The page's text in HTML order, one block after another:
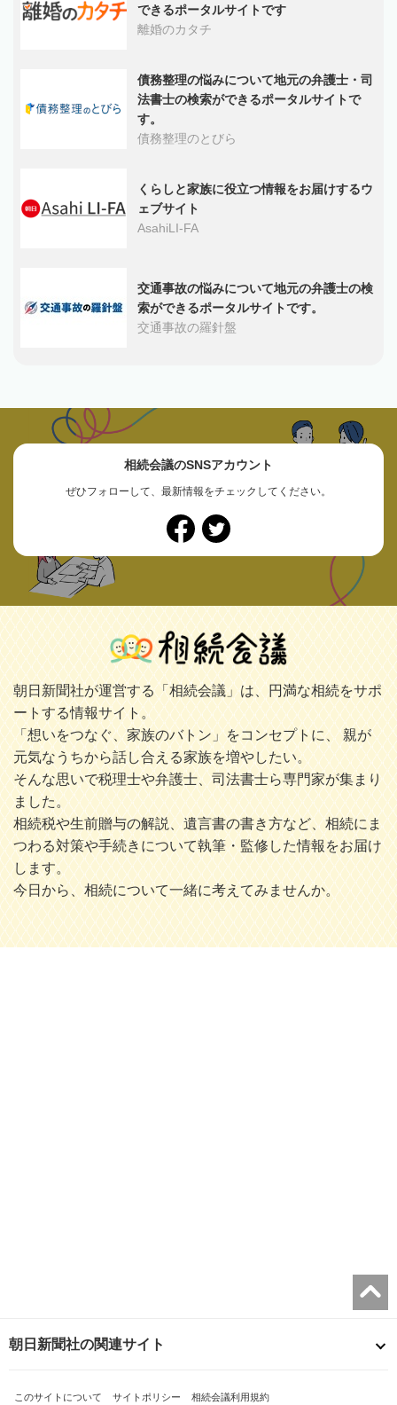
できるポータルサイトです
離婚のカタチ
債務整理の悩みについて地元の弁護士・司
法書士の検索ができるポータルサイトで
す。
債務整理のとびら
くらしと家族に役立つ情報をお届けするウ
ェブサイト
AsahiLI-FA
交通事故の悩みについて地元の弁護士の検
索ができるポータルサイトです。
交通事故の羅針盤
相続会議のSNSアカウント
ぜひフォローして、最新情報をチェックしてください。
朝日新聞社が運営する「相続会議」は、円満な相続をサポ
ートする情報サイト。
「想いをつなぐ、家族のバトン」をコンセプトに、 親が
元気なうちから話し合える家族を増やしたい。
そんな思いで税理士や弁護士、司法書士ら専門家が集まり
ました。
相続税や生前贈与の解説、遺言書の書き方など、相続にま
つわる対策や手続きについて執筆・監修した情報をお届け
します。
今日から、相続について一緒に考えてみませんか。
朝日新聞社の関連サイト
このサイトについて サイトポリシー 相続会議利用規約